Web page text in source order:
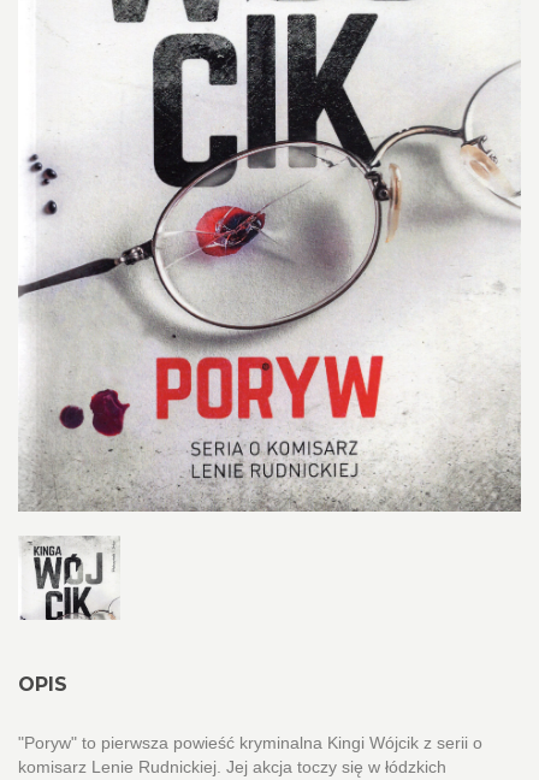
OPIS
"Poryw" to pierwsza powieść kryminalna Kingi Wójcik z serii o
komisarz Lenie Rudnickiej. Jej akcja toczy się w łódzkich